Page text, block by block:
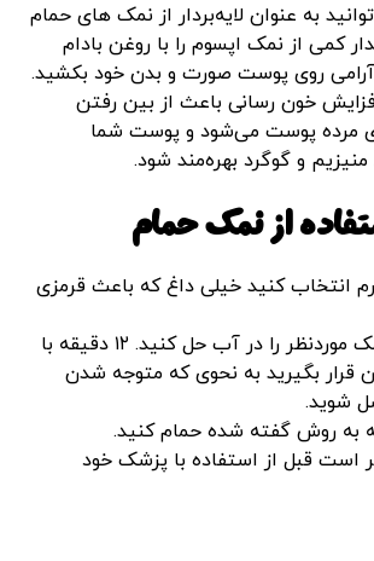
به عنوان لایه‌بردار از نمک های حمام
کمی از نمک اپسوم را با روغن‌ بادام
روی پوست صورت و بدن خود بکشید.
خون رسانی باعث از بین رفتن
مرده پوست می‌شود و پوست شما
و گوگرد بهره‌مند شود.
از نمک حمام
انتخاب کنید خیلی داغ که باعث قرمزی
دو پیمانه از نمک موردنظر را در آب حل کنید. ۱۲ دقیقه با
قرار بگیرید به نحوی که متوجه شدن
شوید.
به روش گفته شده حمام کنید.
است قبل از استفاده با پزشک خود